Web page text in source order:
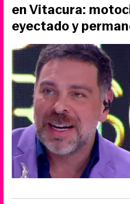
en Vitacura:
eyectado y